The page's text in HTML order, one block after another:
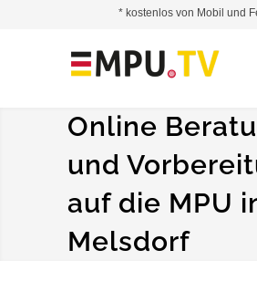
Online
und
auf die MPU
Melsdorf
* kostenlos von Mobil und